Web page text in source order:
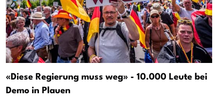
«Diese Regierung muss weg» - 10.000 Leute bei
Demo in Plauen